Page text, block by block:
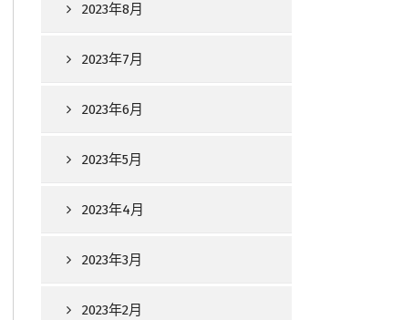
2023年8月
2023年7月
2023年6月
2023年5月
2023年4月
2023年3月
2023年2月